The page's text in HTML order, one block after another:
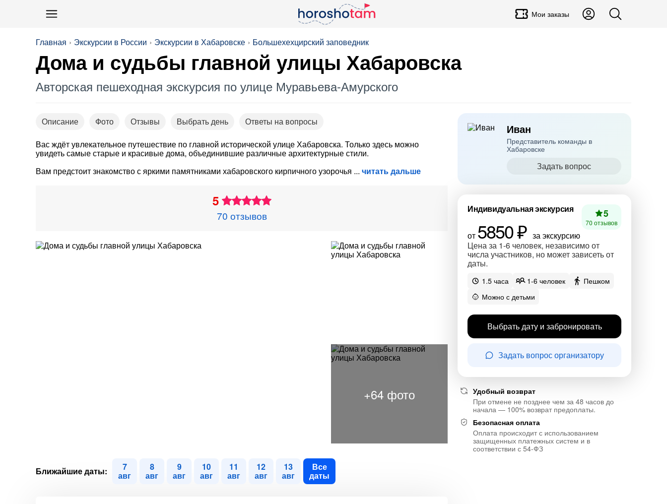
Мои заказы
Главная Экскурсии в России Экскурсии в Хабаровске Больше­хехцирский заповедник
Дома и судьбы главной улицы Хабаровска
Авторская пешеходная экскурсия по улице Муравьева-Амурского
Описание Фото Отзывы Выбрать день
Ответы на вопросы
Вас ждёт увлекательное путешествие по главной исторической улице Хабаровска. Только здесь можно
увидеть самые старые и красивые дома, объединившие различные архитектурные стили.
Вам предстоит знакомство с яркими памятниками хабаровского кирпичного узорочья
читать дальше
5
70 отзывов
Ближайшие даты: 7
авг
8
авг
9
авг
10
авг
11
авг
12
авг
13
авг
Все
даты
Иван
Представитель команды в
Хабаровске
Задать вопрос
Индивидуальная экскурсия
от 5850 ₽ за экскурсию
Цена за 1-6 человек, независимо от
числа участников, но может зависеть от
даты.
5
70 отзывов
1.5 часа 1-6 человек
Пешком
Можно с детьми
Выбрать дату и забронировать
Задать вопрос организатору
Удобный возврат
При отмене не позднее чем за 48 часов до
начала — 100% возврат предоплаты.
Безопасная оплата
Оплата происходит с использованием
защищенных платежных систем и в
соответствии с 54-ФЗ